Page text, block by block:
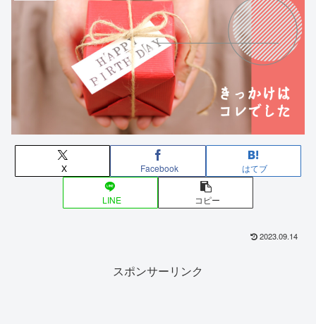
X Facebook はてブ
LINE コピー
2023.09.14
スポンサーリンク